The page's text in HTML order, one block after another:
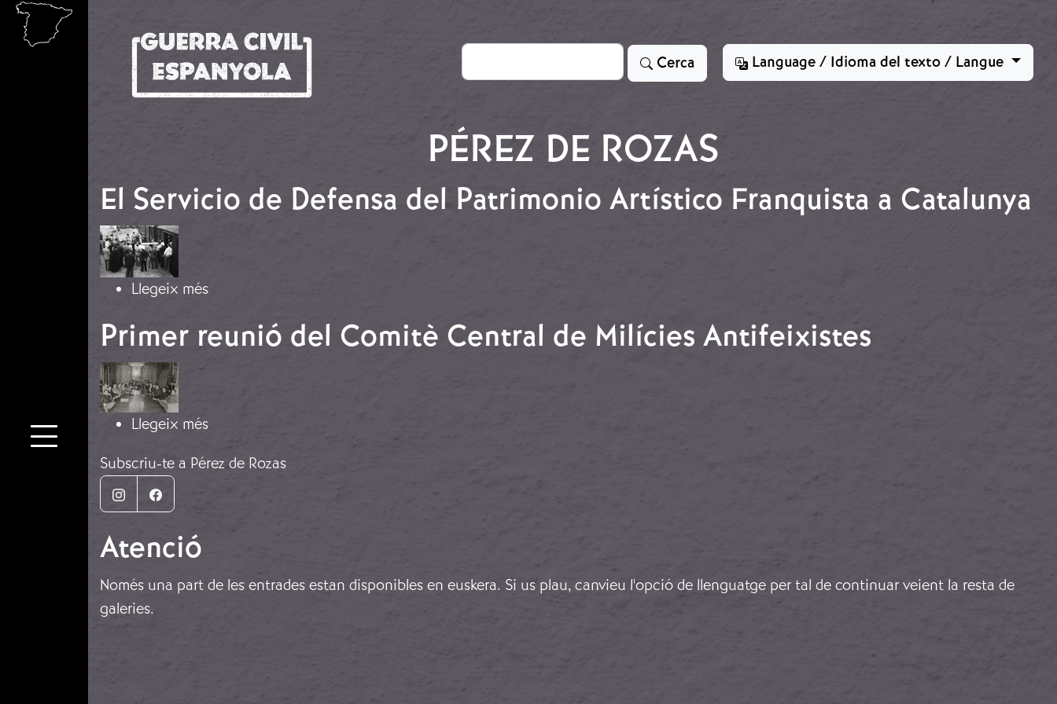
Vés al contingut
Cerca Cerca Language / Idioma del texto / Langue
PÉREZ DE ROZAS
El Servicio de Defensa del Patrimonio Artístico Franquista a Catalunya
Imatge
Llegeix méssobre El Servicio de Defensa del Patrimonio Artístico Franquista a Catalunya
Primer reunió del Comitè Central de Milícies Antifeixistes
Imatge
Llegeix méssobre Primer reunió del Comitè Central de Milícies Antifeixistes
Subscriu-te a Pérez de Rozas
InstagramFacebook
Atenció
Només una part de les entrades estan disponibles en euskera. Si us plau, canvieu l'opció de llenguatge per tal de continuar veient la resta de
galeries.